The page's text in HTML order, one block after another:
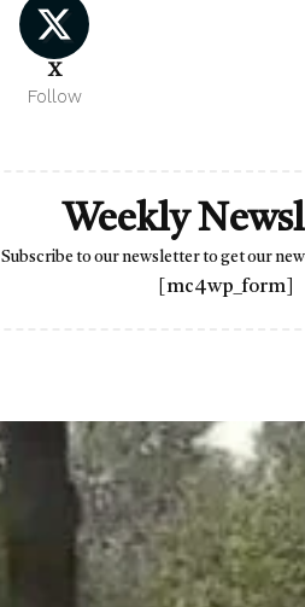
X
Follow
Weekly
Subscribe to our newsletter to get our
[mc4wp_form]